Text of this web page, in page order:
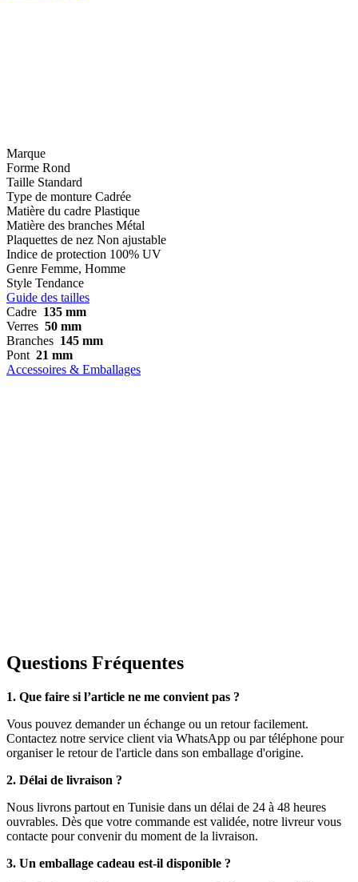
Marque
Forme Rond
Taille Standard
Type de monture Cadrée
Matière du cadre Plastique
Matière des branches Métal
Plaquettes de nez Non ajustable
Indice de protection 100% UV
Genre Femme, Homme
Style Tendance
Guide des tailles
Cadre 135 mm
Verres 50 mm
Branches 145 mm
Pont 21 mm
Accessoires & Emballages
Questions Fréquentes
1. Que faire si l’article ne me convient pas ?
Vous pouvez demander un échange ou un retour facilement.
Contactez notre service client via WhatsApp ou par téléphone pour
organiser le retour de l'article dans son emballage d'origine.
2. Délai de livraison ?
Nous livrons partout en Tunisie dans un délai de 24 à 48 heures
ouvrables. Dès que votre commande est validée, notre livreur vous
contacte pour convenir du moment de la livraison.
3. Un emballage cadeau est-il disponible ?